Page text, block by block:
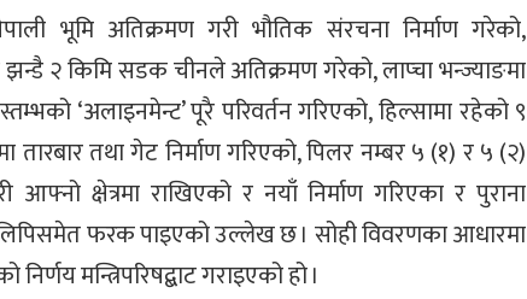
भूमि अतिक्रमण गरी भौतिक संरचना निर्माण गरेको,
२ किमि सडक चीनले अतिक्रमण गरेको, लाप्चा भन्ज्याङमा
‘अलाइनमेन्ट’ पूरै परिवर्तन गरिएको, हिल्सामा रहेको ९
तारबार तथा गेट निर्माण गरिएको, पिलर नम्बर ५ (१) र ५ (२)
आफ्नो क्षेत्रमा राखिएको र नयाँ निर्माण गरिएका र पुराना
फरक पाइएको उल्लेख छ । सोही विवरणका आधारमा
मन्त्रिपरिषद्बाट गराइएको हो ।